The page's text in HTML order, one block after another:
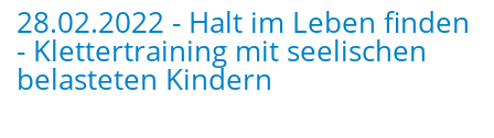
28.02.2022 - Halt im Leben finden
- Klettertraining mit seelischen
belasteten Kindern